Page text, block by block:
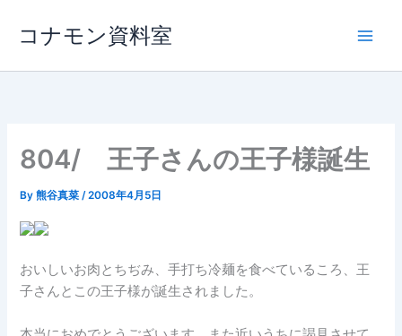
ス
コナモン資料室
804/ 王子さんの王子様誕生
By熊谷真菜/2008年4月5日
おいしいお肉とちぢみ、手打ち冷麺を食べているころ、王
子さんとこの王子様が誕生されました。